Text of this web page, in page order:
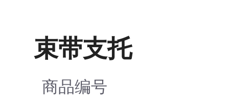
束带支托
商品编号